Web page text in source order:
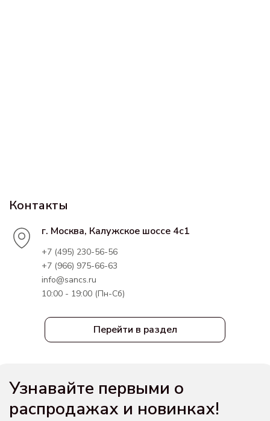
Перейти в раздел
Контакты
г. Москва, Калужское шоссе 4с1
+7 (495) 230-56-56
+7 (966) 975-66-63
info@sancs.ru
10:00 - 19:00 (Пн-Сб)
Узнавайте первыми о
распродажах и новинках!